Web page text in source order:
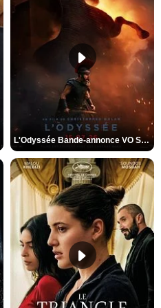
L'Odyssée Bande-annonce VO STFR